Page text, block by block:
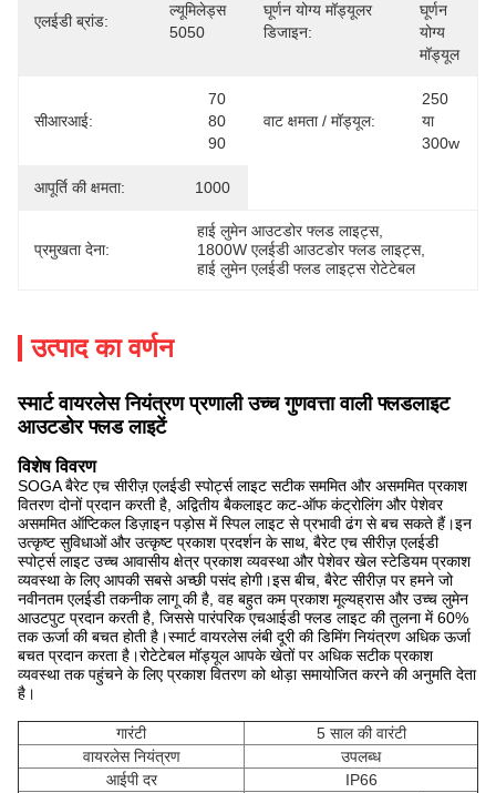
एलईडी ब्रांड:
ल्यूमिलेड्स
5050
घूर्णन योग्य मॉड्यूलर
डिजाइन:
घूर्णन
योग्य
मॉड्यूल
सीआरआई:
70
80
90
वाट क्षमता / मॉड्यूल:
250
या
300w
आपूर्ति की क्षमता: 1000
प्रमुखता देना:
हाई लुमेन आउटडोर फ्लड लाइट्स,
1800W एलईडी आउटडोर फ्लड लाइट्स,
हाई लुमेन एलईडी फ्लड लाइट्स रोटेटेबल
उत्पाद का वर्णन
स्मार्ट वायरलेस नियंत्रण प्रणाली उच्च गुणवत्ता वाली फ्लडलाइट
आउटडोर फ्लड लाइटें
विशेष विवरण
SOGA बैरेट एच सीरीज़ एलईडी स्पोर्ट्स लाइट सटीक सममित और असममित प्रकाश
वितरण दोनों प्रदान करती है, अद्वितीय बैकलाइट कट-ऑफ कंट्रोलिंग और पेशेवर
असममित ऑप्टिकल डिज़ाइन पड़ोस में स्पिल लाइट से प्रभावी ढंग से बच सकते हैं।इन
उत्कृष्ट सुविधाओं और उत्कृष्ट प्रकाश प्रदर्शन के साथ, बैरेट एच सीरीज़ एलईडी
स्पोर्ट्स लाइट उच्च आवासीय क्षेत्र प्रकाश व्यवस्था और पेशेवर खेल स्टेडियम प्रकाश
व्यवस्था के लिए आपकी सबसे अच्छी पसंद होगी।इस बीच, बैरेट सीरीज़ पर हमने जो
नवीनतम एलईडी तकनीक लागू की है, वह बहुत कम प्रकाश मूल्यह्रास और उच्च लुमेन
आउटपुट प्रदान करती है, जिससे पारंपरिक एचआईडी फ्लड लाइट की तुलना में 60%
तक ऊर्जा की बचत होती है।स्मार्ट वायरलेस लंबी दूरी की डिमिंग नियंत्रण अधिक ऊर्जा
बचत प्रदान करता है।रोटेटेबल मॉड्यूल आपके खेतों पर अधिक सटीक प्रकाश
व्यवस्था तक पहुंचने के लिए प्रकाश वितरण को थोड़ा समायोजित करने की अनुमति देता
है।
गारंटी
5 साल की वारंटी
वायरलेस नियंत्रण
उपलब्ध
आईपी ​​दर
IP66